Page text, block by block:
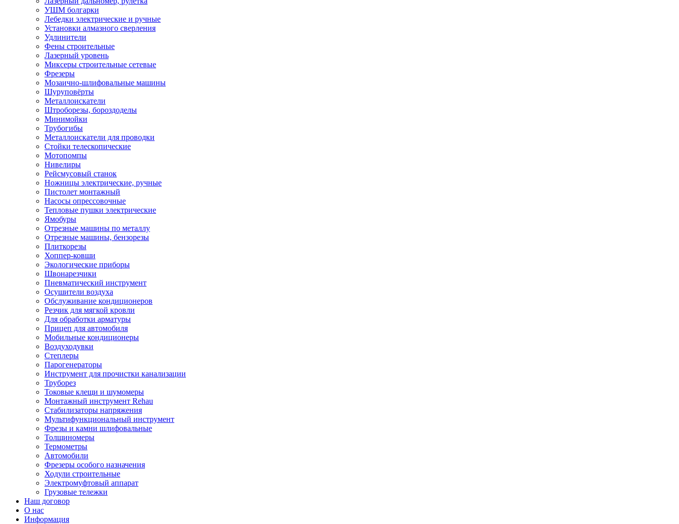
УШМ болгарки
Лебедки электрические и ручные
Установки алмазного сверления
Удлинители
Фены строительные
Лазерный уровень
Миксеры строительные сетевые
Фрезеры
Мозаично-шлифовальные машины
Шуруповёрты
Металлоискатели
Штроборезы, бороздоделы
Минимойки
Трубогибы
Металлоискатели для проводки
Стойки телескопические
Мотопомпы
Нивелиры
Рейсмусовый станок
Ножницы электрические, ручные
Пистолет монтажный
Насосы опрессовочные
Тепловые пушки электрические
Ямобуры
Отрезные машины по металлу
Отрезные машины, бензорезы
Плиткорезы
Хоппер-ковши
Экологические приборы
Швонарезчики
Пневматический инструмент
Осушители воздуха
Обслуживание кондиционеров
Резчик для мягкой кровли
Для обработки арматуры
Прицеп для автомобиля
Мобильные кондиционеры
Воздуходувки
Степлеры
Парогенераторы
Инструмент для прочистки канализации
Труборез
Токовые клещи и шумомеры
Монтажный инструмент Rehau
Стабилизаторы напряжения
Мультифункциональный инструмент
Фрезы и камни шлифовальные
Толщиномеры
Термометры
Автомобили
Фрезеры особого назначения
Ходули строительные
Электромуфтовый аппарат
Грузовые тележки
Наш договор
О нас
Информация